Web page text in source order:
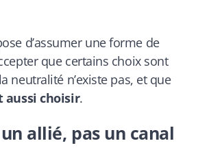
d’assumer une forme de
que certains choix sont
neutralité n’existe pas, et que
aussi choisir.
allié, pas un canal